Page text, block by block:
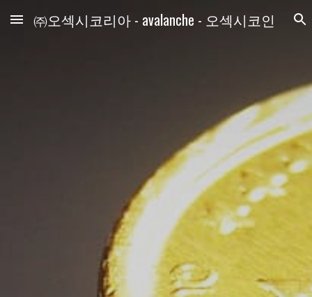
Skip to main content Skip to navigation
㈜오섹시코리아 - avalanche - 오섹시코인